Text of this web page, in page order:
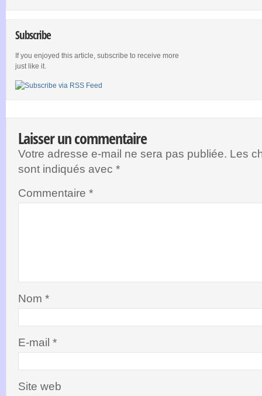
Subscribe
If you enjoyed this article, subscribe to receive more
just like it.
Laisser un commentaire
Votre adresse e-mail ne sera pas publiée. Les
sont indiqués avec *
Commentaire *
Nom *
E-mail *
Site web